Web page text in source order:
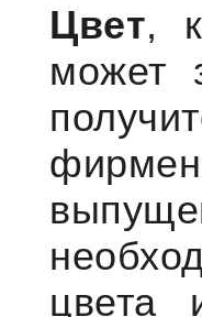
Цвет,
может
цвета